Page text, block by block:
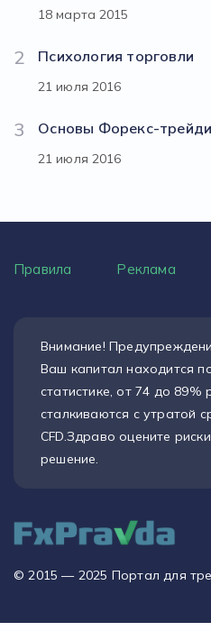
18 марта 2015
2 Психология торговли
21 июля 2016
3 Основы Форекс-
21 июля 2016
Правила Реклама
Внимание!
Ваш капитал находится
статистике, от 74 до 89%
сталкиваются с утратой
CFD.Здраво оцените
решение.
© 2015 — 2025 Портал для